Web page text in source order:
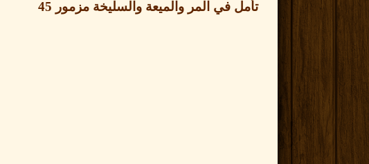
تأمل في المر والميعة والسليخة مزمور 45